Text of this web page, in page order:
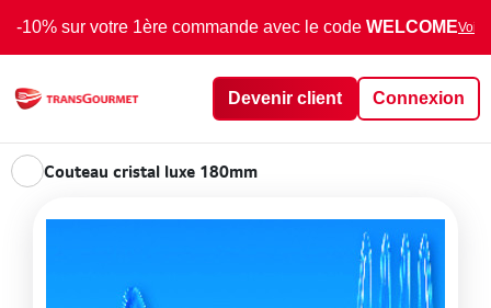
-10% sur votre 1ère commande avec le code WELCOMEVoir
Devenir client Connexion
Couteau cristal luxe 180mm